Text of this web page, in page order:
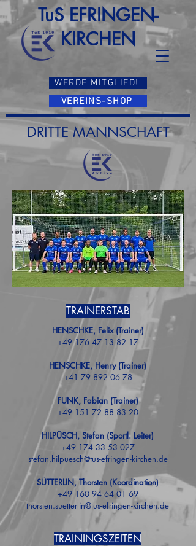
TuS EFRINGEN-
KIRCHEN
WERDE MITGLIED!
VEREINS-SHOP
DRITTE MANNSCHAFT
TRAINERSTAB
HENSCHKE, Felix (Trainer)
+49 176 47 13 82 17
HENSCHKE, Henry (Trainer)
+41 79 892 06 78
FUNK, Fabian (Trainer)
+49 151 72 88 83 20
HILPÜSCH, Stefan (Sportl. Leiter)
+49 174 33 53 027
stefan.hilpuesch@tus-efringen-kirchen.de
SÜTTERLIN, Thorsten (Koordination)
+49 160 94 64 01 69
thorsten.suetterlin@tus-efringen-kirchen.de
TRAININGSZEITEN